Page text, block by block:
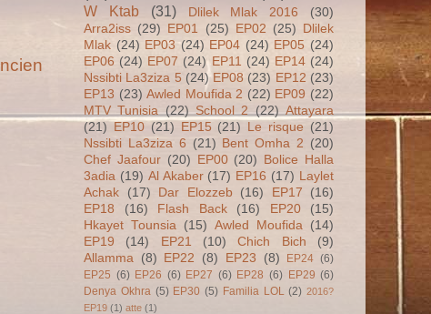
W Ktab
(31) Dlilek Mlak 2016
(30)
Arra2iss (29) EP01 (25) EP02 (25) Dlilek
Mlak (24) EP03 (24) EP04 (24) EP05 (24)
EP06 (24) EP07 (24) EP11 (24) EP14 (24)
Nssibti La3ziza 5 (24) EP08 (23) EP12 (23)
EP13 (23) Awled Moufida 2 (22) EP09 (22)
MTV Tunisia (22) School 2 (22) Attayara
(21) EP10 (21) EP15 (21) Le risque (21)
Nssibti La3ziza 6 (21) Bent Omha 2 (20)
Chef Jaafour (20) EP00 (20) Bolice Halla
3adia (19) Al Akaber (17) EP16 (17) Laylet
Achak
(17) Dar Elozzeb (16) EP17
(16)
EP18
(16) Flash Back (16) EP20
(15)
Hkayet Tounsia
(15) Awled Moufida
(14)
EP19
(14) EP21 (10) Chich Bich
(9)
Allamma
(8) EP22 (8) EP23 (8) EP24 (6)
EP25 (6) EP26 (6) EP27 (6) EP28 (6) EP29 (6)
Denya Okhra (5) EP30 (5) Familia LOL (2) 2016?
EP19 (1) atte (1)